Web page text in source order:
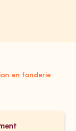
en fonderie